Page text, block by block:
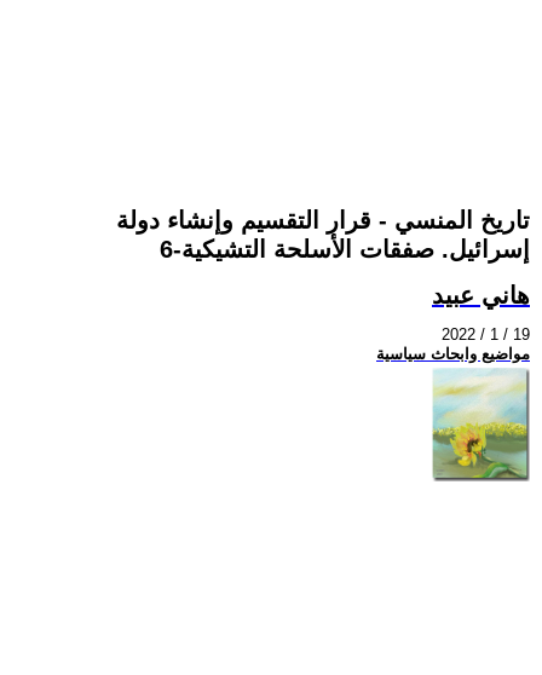
تاريخ المنسي - قرار التقسيم وإنشاء دولة
إسرائيل. صفقات الأسلحة التشيكية-6
هاني عبيد
2022 / 1 / 19
مواضيع وابحاث سياسية